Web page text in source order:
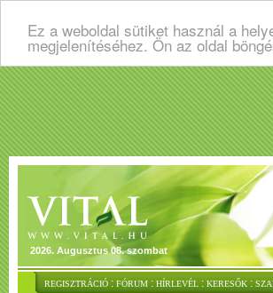
Ez a weboldal sütiket használ a
megjelenítéséhez. Ön az oldal
2026. Augusztus 08. szombat
REGISZTRÁCIÓ : FÓRUM : HÍRLEVÉL : KERESŐK :